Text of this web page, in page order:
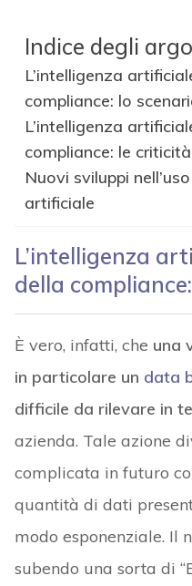
Indice degli
L’intelligenza
compliance: lo
L’intelligenza
compliance: le criticità
Nuovi sviluppi
artificiale
L’intelligenza
della
È vero, infatti, che una
in particolare un data
difficile da rilevare in
azienda. Tale azione
complicata in futuro
quantità di dati
modo esponenziale. Il
subendo una sorta di